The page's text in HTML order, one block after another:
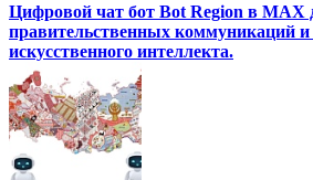
Цифровой чат бот Вot Region в MAX
правительственных коммуникаций и
искусственного интеллекта.